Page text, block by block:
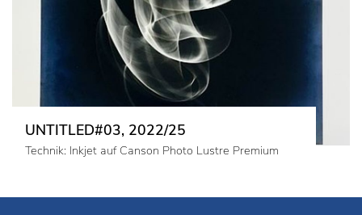
UNTITLED#03, 2022/25
Technik: Inkjet auf Canson Photo Lustre Premium